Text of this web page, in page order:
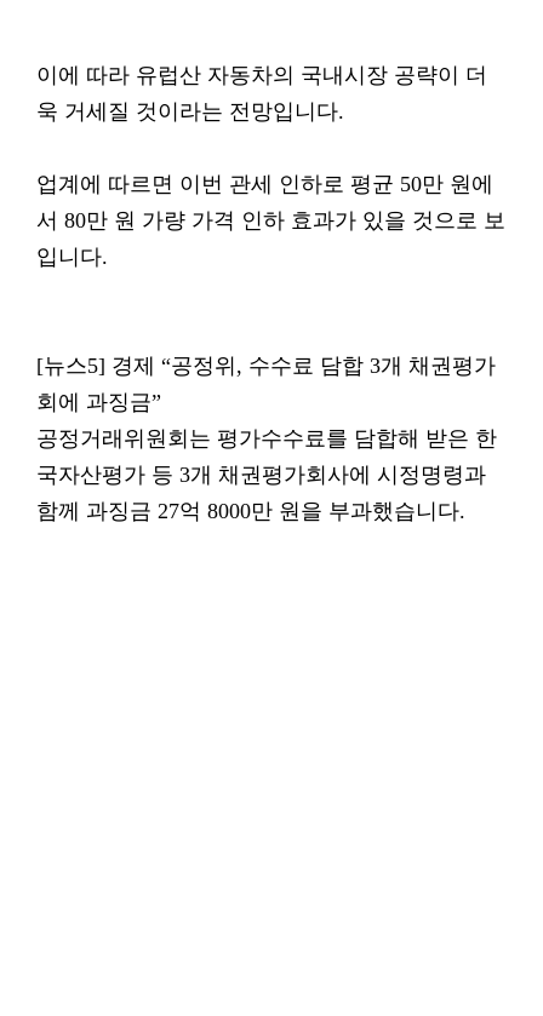
이에 따라 유럽산 자동차의 국내시장 공략이 더
욱 거세질 것이라는 전망입니다.
업계에 따르면 이번 관세 인하로 평균 50만 원에
서 80만 원 가량 가격 인하 효과가 있을 것으로 보
입니다.
[뉴스5] 경제 “공정위, 수수료 담합 3개 채권평가
회에 과징금”
공정거래위원회는 평가수수료를 담합해 받은 한
국자산평가 등 3개 채권평가회사에 시정명령과
함께 과징금 27억 8000만 원을 부과했습니다.